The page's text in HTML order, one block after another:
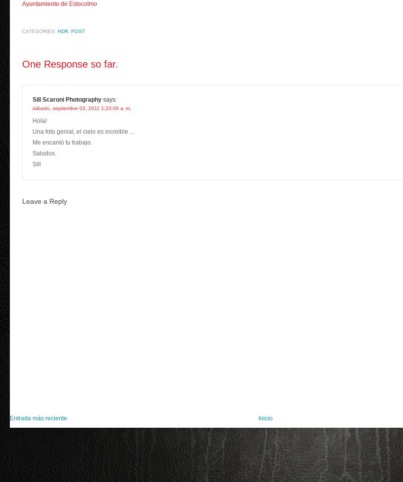
Ayuntamiento de Estocolmo
CATEGORIES: HDR POST
One Response so far.
Sill Scaroni Photography says:
sábado, septiembre 03, 2011 1:23:00 a. m.
Hola!
Una foto genial, el cielo es increible ...
Me encantó tu trabajo.
Saludos.
Sill
Leave a Reply
Entrada más reciente Inicio